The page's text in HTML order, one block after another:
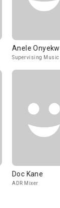
Anele
Supervising Music
Doc Kane
ADR Mixer